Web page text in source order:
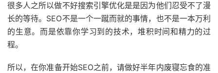
很多人之所以做不好搜索引擎优化是是因为他们忍受不了漫
长的等待。SEO不是一个一蹴而就的事情，也不是一本万利
的生意。而是依靠你学习到的技术，堆积时间和精力的过
程。
所以，在你准备开始SEO之前，请做好半年内废寝忘食的准